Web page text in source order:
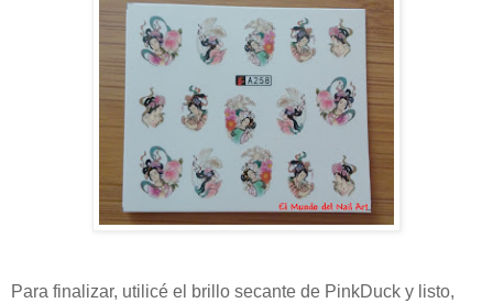
Para finalizar, utilicé el brillo secante de PinkDuck y listo,